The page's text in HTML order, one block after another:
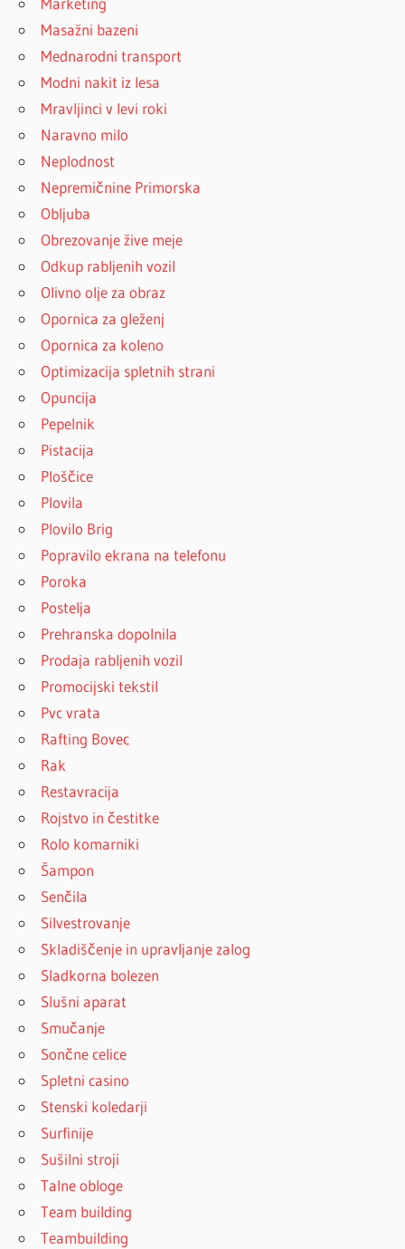
Masažni bazeni
Mednarodni transport
Modni nakit iz lesa
Mravljinci v levi roki
Naravno milo
Neplodnost
Nepremičnine Primorska
Obljuba
Obrezovanje žive meje
Odkup rabljenih vozil
Olivno olje za obraz
Opornica za gleženj
Opornica za koleno
Optimizacija spletnih strani
Opuncija
Pepelnik
Pistacija
Ploščice
Plovila
Plovilo Brig
Popravilo ekrana na telefonu
Poroka
Postelja
Prehranska dopolnila
Prodaja rabljenih vozil
Promocijski tekstil
Pvc vrata
Rafting Bovec
Rak
Restavracija
Rojstvo in čestitke
Rolo komarniki
Šampon
Senčila
Silvestrovanje
Skladiščenje in upravljanje zalog
Sladkorna bolezen
Slušni aparat
Smučanje
Sončne celice
Spletni casino
Stenski koledarji
Surfinije
Sušilni stroji
Talne obloge
Team building
Teambuilding